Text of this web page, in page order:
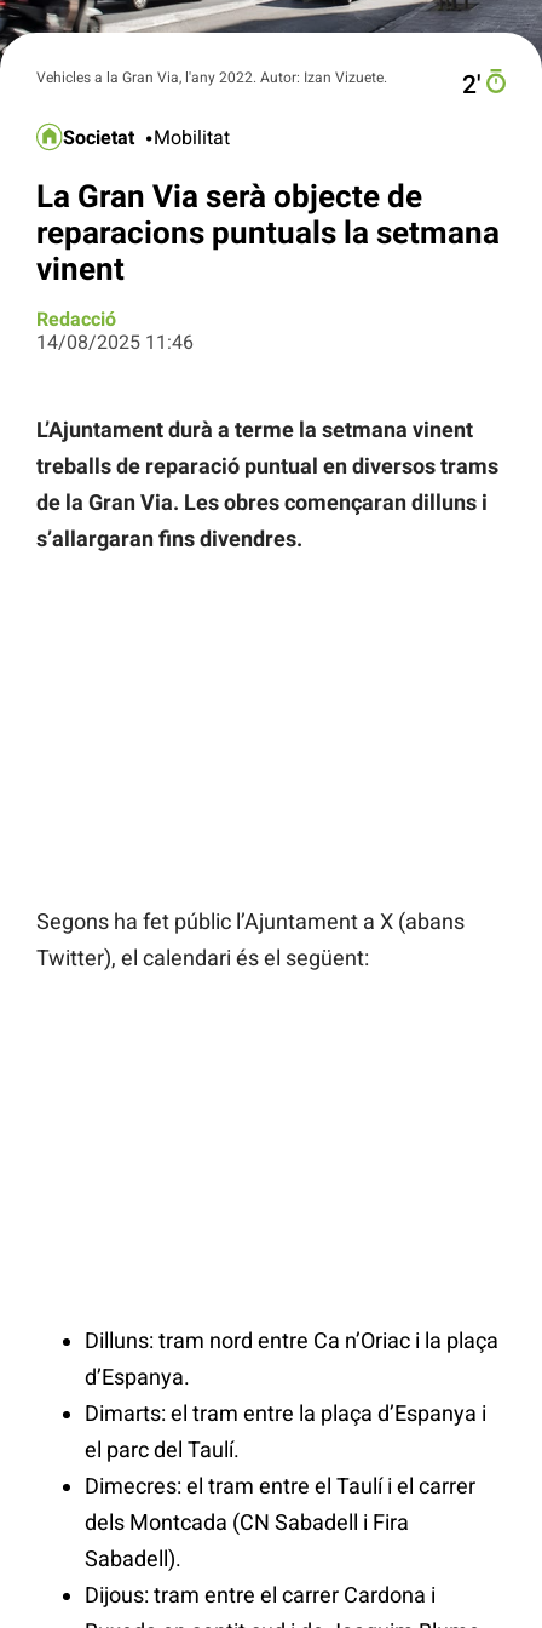
Vehicles a la Gran Via, l'any 2022. Autor: Izan Vizuete. 2′
Societat Mobilitat
La Gran Via serà objecte de
reparacions puntuals la setmana
vinent
Redacció
14/08/2025 11:46
L’Ajuntament durà a terme la setmana vinent
treballs de reparació puntual en diversos trams
de la Gran Via. Les obres començaran dilluns i
s’allargaran fins divendres.
Segons ha fet públic l’Ajuntament a X (abans
Twitter), el calendari és el següent:
Dilluns: tram nord entre Ca n’Oriac i la plaça
d’Espanya.
Dimarts: el tram entre la plaça d’Espanya i
el parc del Taulí.
Dimecres: el tram entre el Taulí i el carrer
dels Montcada (CN Sabadell i Fira
Sabadell).
Dijous: tram entre el carrer Cardona i